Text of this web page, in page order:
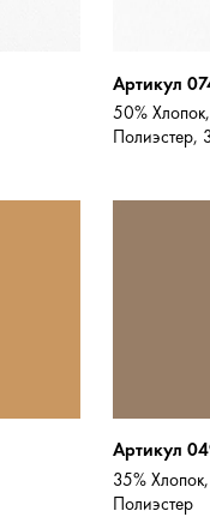
Артикул
50%
Полиэстер,
Артикул
35%
Полиэстер